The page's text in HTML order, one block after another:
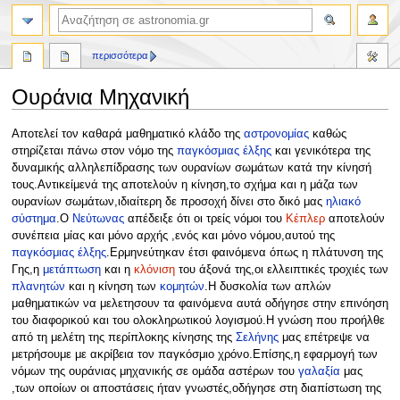
Ουράνια Μηχανική
Πήδηση
στην
πλοήγηση
Πήδηση
στην
αναζήτηση
Αποτελεί τον καθαρά μαθηματικό κλάδο της αστρονομίαςκαθώς
στηρίζεται πάνω στον νόμο της παγκόσμιας έλξηςκαι γενικότερα της
δυναμικής αλληλεπίδρασης των ουρανίων σωμάτων κατά την κίνησή
τους.Αντικείμενά της αποτελούν η κίνηση,το σχήμα και η μάζα των
ουρανίων σωμάτων,ιδιαίτερη δε προσοχή δίνει στο δικό μας ηλιακό
σύστημα .Ο Νεύτωναςαπέδειξε ότι οι τρείς νόμοι του Κέπλεραποτελούν
συνέπεια μίας και μόνο αρχής ,ενός και μόνο νόμου,αυτού της
παγκόσμιας έλξης.Ερμηνεύτηκαν έτσι φαινόμενα όπως η πλάτυνση της
Γης,η μετάπτωσηκαι η κλόνισητου άξονά της,οι ελλειπτικές τροχιές των
πλανητών και η κίνηση των κομητών .Η δυσκολία των απλών
μαθηματικών να μελετησουν τα φαινόμενα αυτά οδήγησε στην επινόηση
του διαφορικού και του ολοκληρωτικού λογισμού.Η γνώση που προήλθε
από τη μελέτη της περίπλοκης κίνησης της Σελήνηςμας επέτρεψε να
μετρήσουμε με ακρίβεια τον παγκόσμιο χρόνο.Επίσης,η εφαρμογή των
νόμων της ουράνιας μηχανικής σε ομάδα αστέρων του γαλαξία μας
,των οποίων οι αποστάσεις ήταν γνωστές,οδήγησε στη διαπίστωση της
περισσότερα
αναζήτηση